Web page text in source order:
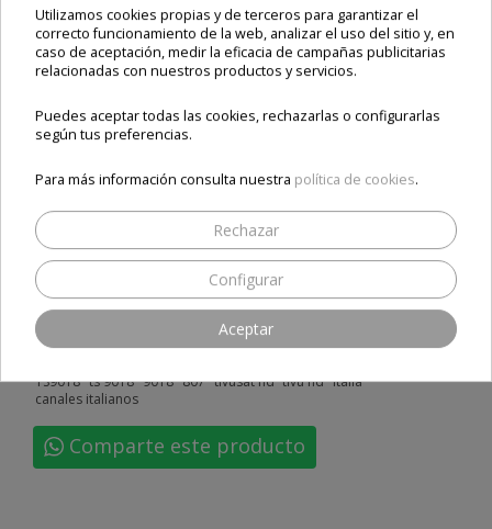
Comprar Decoder HD + Smartcard oficial tivùSat
Compartir
tivusat ode 712 television italia televisión italiana tdt italiana
tdt italia
telesystem 9011 TeleSystem TS9011HD
9011 9011hd ts 9011 ts9011 telesystem ts9011
telesystem ts 9011 tivusat españa tivu sat tivusat italia
tivu italiana
tivusat en españa
tivu
tv sat thomson ths807 ths807 Telefunken TFK-S200
TS9018 ts 9018 9018 807 tivusat hd tivu hd italia
canales italianos
Comparte este producto
Utilizamos cookies propias y de terceros para garantizar el
correcto funcionamiento de la web, analizar el uso del sitio y, en
caso de aceptación, medir la eficacia de campañas publicitarias
relacionadas con nuestros productos y servicios.
Puedes aceptar todas las cookies, rechazarlas o configurarlas
según tus preferencias.
Para más información consulta nuestra política de cookies.
Rechazar
Configurar
Aceptar